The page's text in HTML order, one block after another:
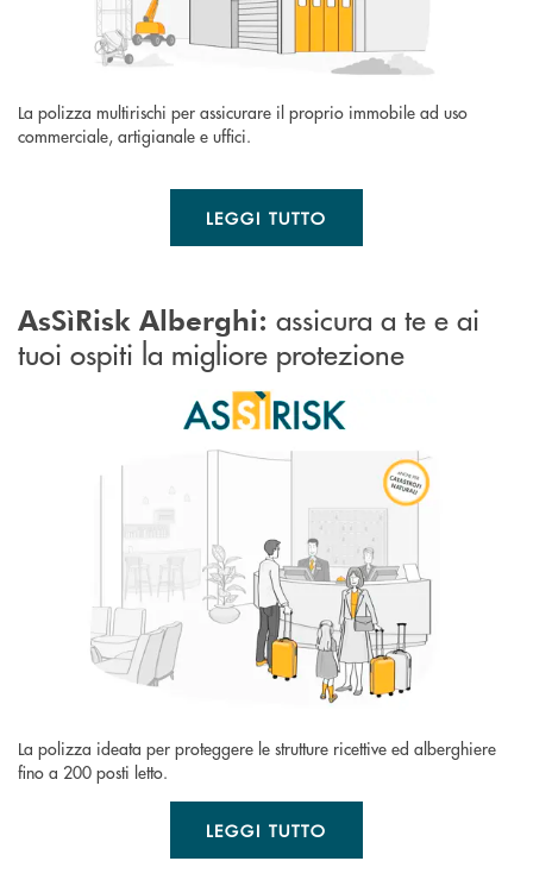
La polizza multirischi per assicurare il proprio immobile ad uso
commerciale, artigianale e uffici.
LEGGI TUTTO
AsSìRisk Alberghi: assicura a te e ai
tuoi ospiti la migliore protezione
La polizza ideata per proteggere le strutture ricettive ed alberghiere
fino a 200 posti letto.
LEGGI TUTTO